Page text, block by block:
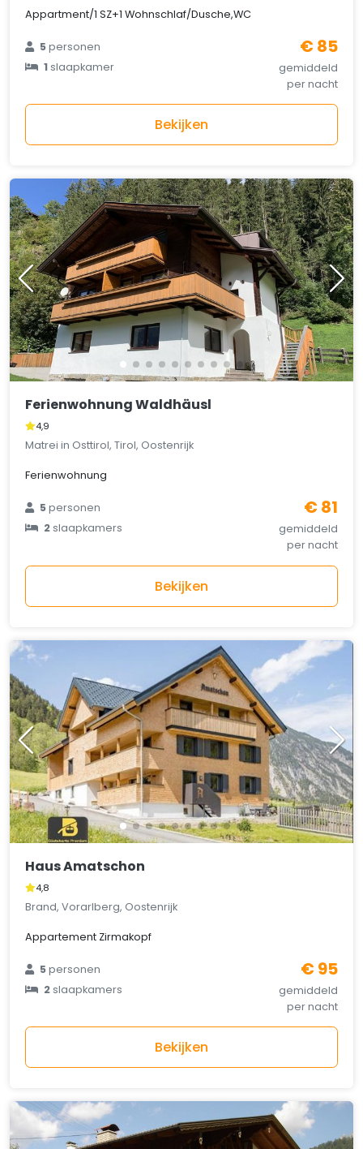
Appartment/1 SZ+1 Wohnschlaf/Dusche,WC
5personen
1slaapkamer
€ 85
gemiddeld
per nacht
Bekijken
Ferienwohnung Waldhäusl
4,9
Matrei in Osttirol, Tirol, Oostenrijk
Ferienwohnung
5personen
2slaapkamers
€ 81
gemiddeld
per nacht
Bekijken
Haus Amatschon
4,8
Brand, Vorarlberg, Oostenrijk
Appartement Zirmakopf
5personen
2slaapkamers
€ 95
gemiddeld
per nacht
Bekijken